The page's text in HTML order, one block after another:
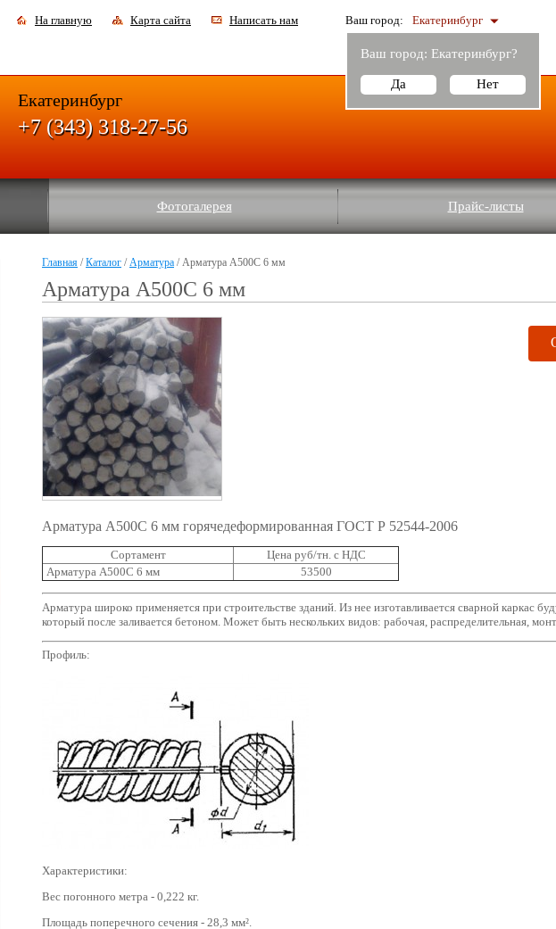
На главную Карта сайта Написать нам Ваш город: Екатеринбург
Ваш город: Екатеринбург?
Да Нет
Фотогалерея Прайс-листы
Екатеринбург
+7 (343) 318-27-56
Главная /Каталог /Арматура / Арматура А500С 6 мм
Арматура А500С 6 мм
Арматура А500С 6 мм горячедеформированная ГОСТ Р 52544-2006
Сортамент
Цена руб/тн. с НДС
Арматура А500С 6 мм
53500
Арматура широко применяется при строительстве зданий. Из нее изготавливается сварной каркас
который после заливается бетоном. Может быть нескольких видов: рабочая, распределительная,
Профиль:
Характеристики:
Вес погонного метра - 0,222 кг.
Площадь поперечного сечения - 28,3 мм².